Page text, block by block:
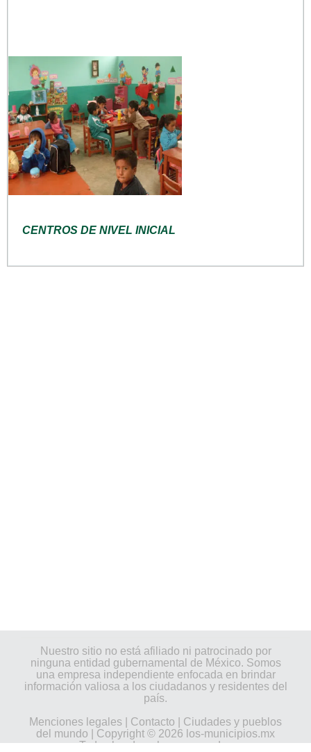
CENTROS DE NIVEL INICIAL
Nuestro sitio no está afiliado ni patrocinado por
ninguna entidad gubernamental de México. Somos
una empresa independiente enfocada en brindar
información valiosa a los ciudadanos y residentes del
país.
Menciones legales
Contacto
Ciudades y pueblos
del mundo | Copyright © 2026 los-municipios.mx
Todos los derechos reservados